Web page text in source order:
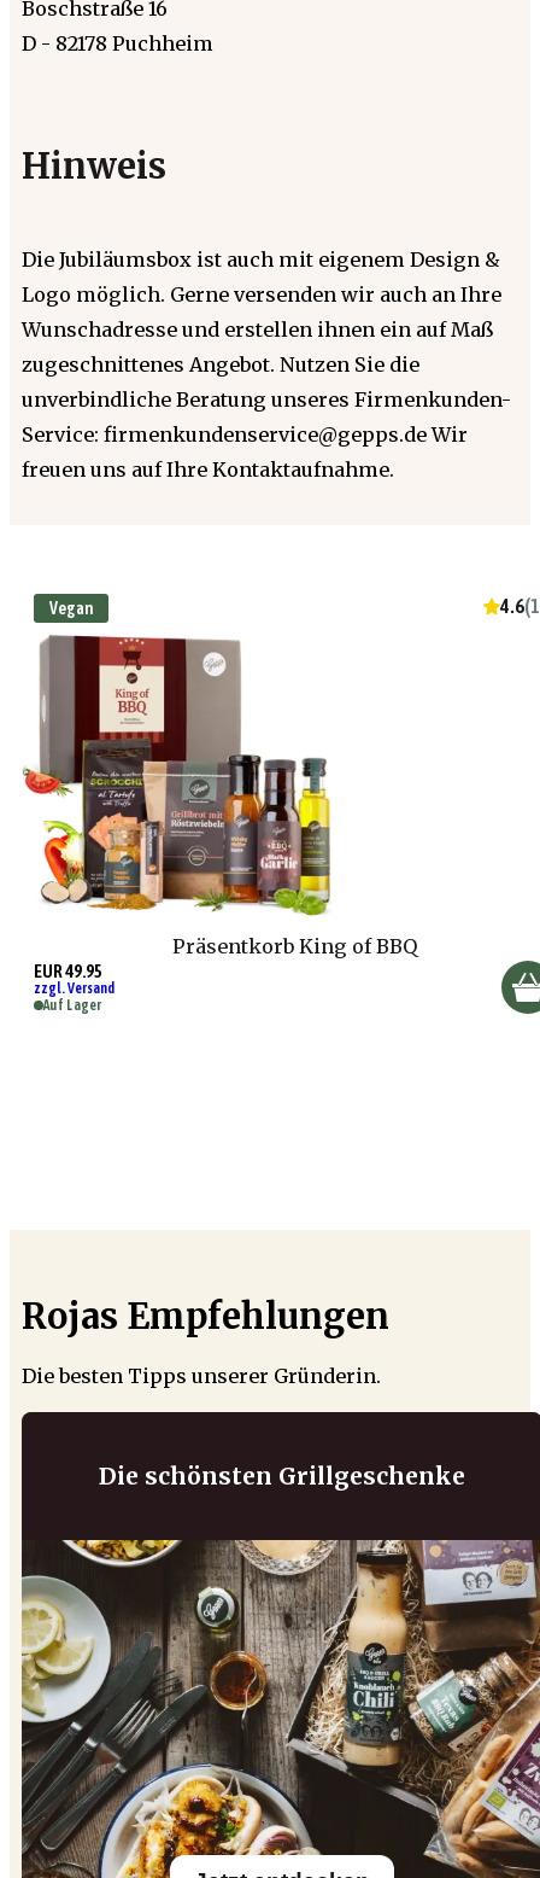
Boschstraße 16
D - 82178 Puchheim
Hinweis
Die Jubiläumsbox ist auch mit eigenem Design &
Logo möglich. Gerne versenden wir auch an Ihre
Wunschadresse und erstellen ihnen ein auf Maß
zugeschnittenes Angebot. Nutzen Sie die
unverbindliche Beratung unseres Firmenkunden-
Service: firmenkundenservice@gepps.de Wir
freuen uns auf Ihre Kontaktaufnahme.
Vegan 4.6(
Präsentkorb King of BBQ
EUR 49.95
zzgl. Versand
Auf Lager
Rojas Empfehlungen
Die besten Tipps unserer Gründerin.
Die schönsten Grillgeschenke